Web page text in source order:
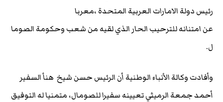
رئيس دولة الامارات العربية المتحدة ،معربا
عن امتنانه للترحيب الحار الذي لقيه من شعب وحكومة الصوما
ل.
وأفادت وكالة الأنباء الوطنية أن الرئيس حسن شيخ هنأ السفير
أحمد جمعة الرميثي تعيينه سفيرا للصومال، متمنيا له التوفيق